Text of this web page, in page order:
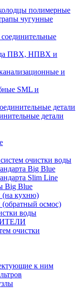
полимерные
чугунные
ПВХ, НПВХ и
и
SML и
детали
детали
очистки воды
Big Blue
Slim Line
Big Blue
(на кухню)
осмос)
воды
очистки
к ним